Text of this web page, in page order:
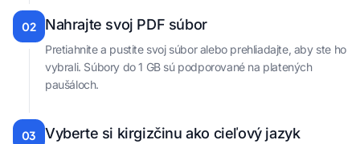
02 Nahrajte svoj PDF súbor
Pretiahnite a pustite svoj súbor alebo prehliadajte, aby ste ho
vybrali. Súbory do 1 GB sú podporované na platených
paušáloch.
03 Vyberte si kirgizčinu ako cieľový jazyk